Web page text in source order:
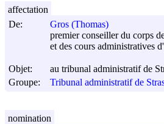
De:
Gros (Thomas)
premier conseiller du corps
et des cours administratives
Objet:
au tribunal administratif de
Groupe:
Tribunal administratif de
affectation
nomination